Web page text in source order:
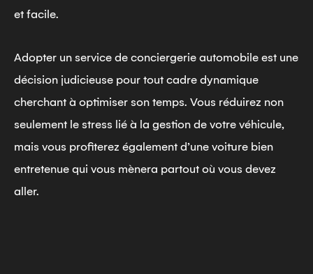
et facile.
Adopter un service de conciergerie automobile est une
décision judicieuse pour tout cadre dynamique
cherchant à optimiser son temps. Vous réduirez non
seulement le stress lié à la gestion de votre véhicule,
mais vous profiterez également d’une voiture bien
entretenue qui vous mènera partout où vous devez
aller.